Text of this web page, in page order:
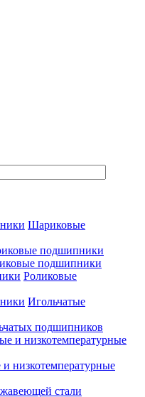
Шариковые
подшипники
подшипники
Роликовые
Игольчатые
подшипников
низкотемпературные